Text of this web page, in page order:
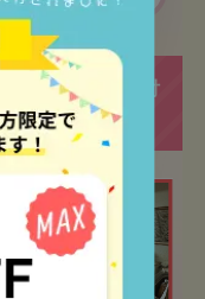
しまった本の片付
だきました！